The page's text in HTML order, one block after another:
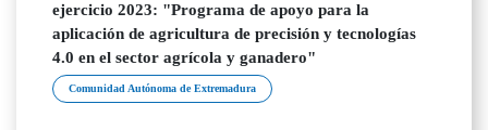
ejercicio 2023: "Programa de apoyo para la
aplicación de agricultura de precisión y tecnologías
4.0 en el sector agrícola y ganadero"
Comunidad Autónoma de Extremadura